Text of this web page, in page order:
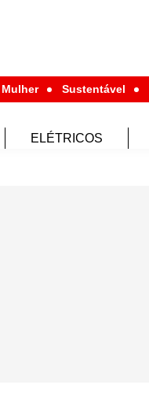
Mulher Sustentável
ELÉTRICOS